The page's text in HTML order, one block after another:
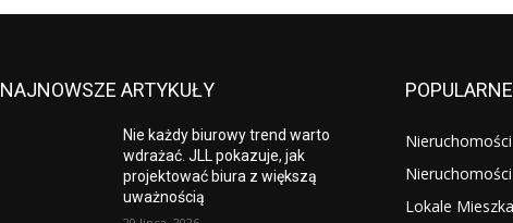
NAJNOWSZE ARTYKUŁY
Nie każdy biurowy trend warto
wdrażać. JLL pokazuje, jak
projektować biura z większą
uważnością
Lokale